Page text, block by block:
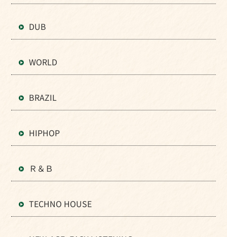
DUB
WORLD
BRAZIL
HIPHOP
Ｒ＆Ｂ
TECHNO HOUSE